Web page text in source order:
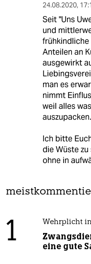
24.08.2020,
Seit "Uns
und
frühkindliche
Anteilen an
ausgewirkt
man es
nimmt
weil alles
auszupacken.
Ich bitte
die Wüste
ohne in
1 Wehrplicht
eine gute